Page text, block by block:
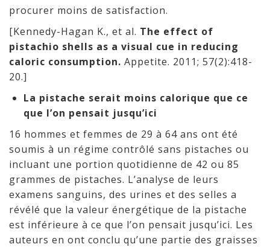
procurer moins de satisfaction.
[Kennedy-Hagan K., et al. The effect of
pistachio shells as a visual cue in reducing
caloric consumption. Appetite. 2011; 57(2):418-
20.]
La pistache serait moins calorique que ce
que l’on pensait jusqu’ici
16 hommes et femmes de 29 à 64 ans ont été
soumis à un régime contrôlé sans pistaches ou
incluant une portion quotidienne de 42 ou 85
grammes de pistaches. L’analyse de leurs
examens sanguins, des urines et des selles a
révélé que la valeur énergétique de la pistache
est inférieure à ce que l’on pensait jusqu’ici. Les
auteurs en ont conclu qu’une partie des graisses